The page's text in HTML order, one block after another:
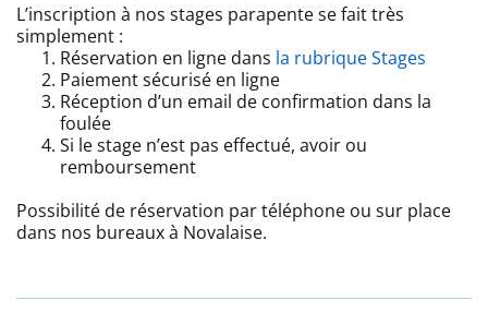
L’inscription à nos stages parapente se fait très
simplement :
Réservation en ligne dans la rubrique Stages
Paiement sécurisé en ligne
Réception d’un email de confirmation dans la
foulée
Si le stage n’est pas effectué, avoir ou
remboursement
Possibilité de réservation par téléphone ou sur place
dans nos bureaux à Novalaise.